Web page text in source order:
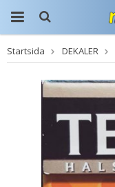
Startsida DEKALER